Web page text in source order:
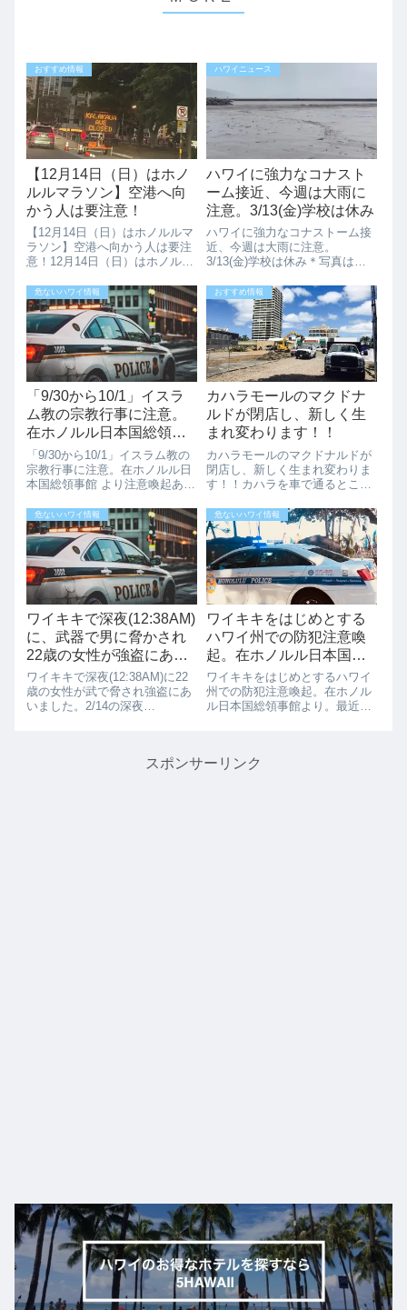
おすすめ情報
【12月14日（日）はホノ
ルルマラソン】空港へ向
かう人は要注意！
【12月14日（日）はホノルルマ
ラソン】空港へ向かう人は要注
意！12月14日（日）はホノルル
キ周辺を中心に大規模な交通規
制が行われます。特にカラカウ
ア通り沿いのホテルに宿泊して
いて朝に空港へ向かう予定のあ
る方は要...
ハワイニュース
ハワイに強力なコナスト
ーム接近、今週は大雨に
注意。3/13(金)学校は休み
ハワイに強力なコナストーム接
近、今週は大雨に注意。
3/13(金)学校は休み＊写真は、
様子です。ハワイに強力なコナ
ストーム（Kona storm）が接近
しており、今週から週末にかけ
て大雨や洪水の可能性があると
気...
危ないハワイ情報
「9/30から10/1」イスラ
ム教の宗教行事に注意。
在ホノルル日本国総領事
館 より注意喚起ありまし
た。
「9/30から10/1」イスラム教の
宗教行事に注意。在ホノルル日
本国総領事館 より注意喚起あり
揺れていますが、9月15日にロ
ンドンでも地下鉄テロが発生し
テロに対する注意も必要です。
在ホノルル日本国総領事館は、
9/...
おすすめ情報
カハラモールのマクドナ
ルドが閉店し、新しく生
まれ変わります！！
カハラモールのマクドナルドが
閉店し、新しく生まれ変わりま
す！！カハラを車で通るとこん
きているのでしょうか？マック
閉店、小僧寿しも閉店、そして
新たにオープンするよ。今まで
あったカハラのマクドナルド
は、2017年3月...
危ないハワイ情報
ワイキキで深夜(12:38AM)
に、武器で男に脅かされ
22歳の女性が強盗にあり
ました。
ワイキキで深夜(12:38AM)に22
歳の女性が武で脅され強盗にあ
いました。2/14の深夜
Weapon（武器）で脅されたと
危ないハワイ情報
ワイキキをはじめとする
ハワイ州での防犯注意喚
起。在ホノルル日本国総
領事館より。
ワイキキをはじめとするハワイ
州での防犯注意喚起。在ホノル
ル日本国総領事館より。最近は
が発生しています。（ワイキキ
スポンサーリンク